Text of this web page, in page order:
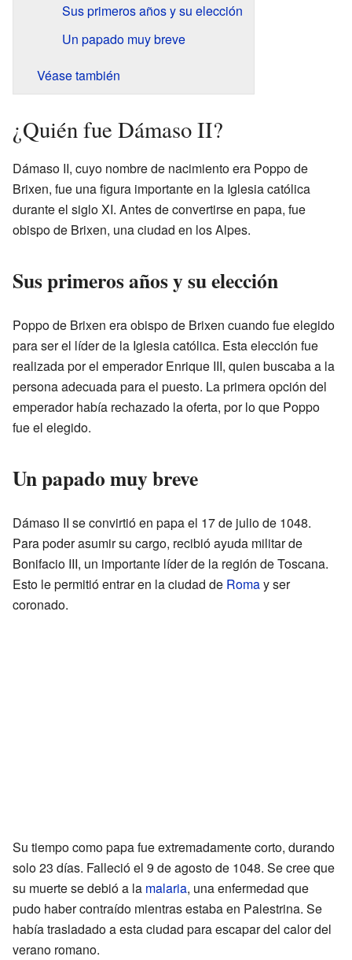
Sus primeros años y su elección
Un papado muy breve
Véase también
¿Quién fue Dámaso II?
Dámaso II, cuyo nombre de nacimiento era Poppo de
Brixen, fue una figura importante en la Iglesia católica
durante el siglo XI. Antes de convertirse en papa, fue
obispo de Brixen, una ciudad en los Alpes.
Sus primeros años y su elección
Poppo de Brixen era obispo de Brixen cuando fue elegido
para ser el líder de la Iglesia católica. Esta elección fue
realizada por el emperador Enrique III, quien buscaba a la
persona adecuada para el puesto. La primera opción del
emperador había rechazado la oferta, por lo que Poppo
fue el elegido.
Un papado muy breve
Dámaso II se convirtió en papa el 17 de julio de 1048.
Para poder asumir su cargo, recibió ayuda militar de
Bonifacio III, un importante líder de la región de Toscana.
Esto le permitió entrar en la ciudad de Romay ser
coronado.
Su tiempo como papa fue extremadamente corto, durando
solo 23 días. Falleció el 9 de agosto de 1048. Se cree que
su muerte se debió a la malaria, una enfermedad que
pudo haber contraído mientras estaba en Palestrina. Se
había trasladado a esta ciudad para escapar del calor del
verano romano.